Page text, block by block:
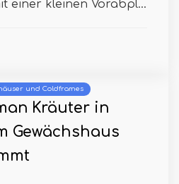
einer kleinen Vorabpl...
und Coldframes
Kräuter in
Gewächshaus